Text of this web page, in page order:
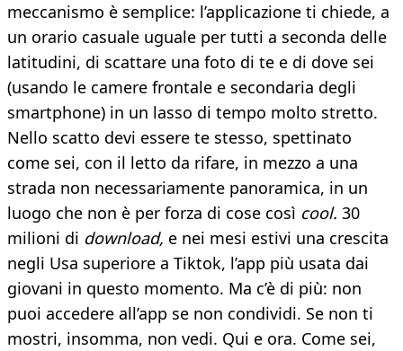
meccanismo è semplice: l’applicazione ti chiede, a
un orario casuale uguale per tutti a seconda delle
latitudini, di scattare una foto di te e di dove sei
(usando le camere frontale e secondaria degli
smartphone) in un lasso di tempo molto stretto.
Nello scatto devi essere te stesso, spettinato
come sei, con il letto da rifare, in mezzo a una
strada non necessariamente panoramica, in un
luogo che non è per forza di cose così cool. 30
milioni di download, e nei mesi estivi una crescita
negli Usa superiore a Tiktok, l’app più usata dai
giovani in questo momento. Ma c’è di più: non
puoi accedere all’app se non condividi. Se non ti
mostri, insomma, non vedi. Qui e ora. Come sei,